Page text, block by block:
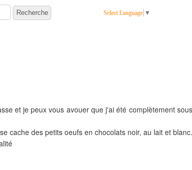
Select Language ▼
et je peux vous avouer que j'ai été complètement
cache des petits oeufs en chocolats noir, au lait et blanc.